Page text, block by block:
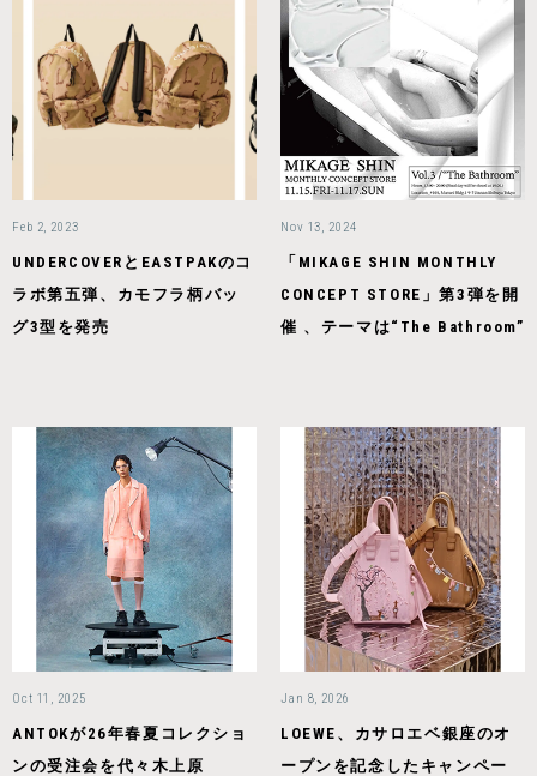
Feb 2, 2023
UNDERCOVERとEASTPAKのコ
ラボ第五弾、カモフラ柄バッ
グ3型を発売
Nov 13, 2024
「MIKAGE SHIN MONTHLY
CONCEPT STORE」第3弾を開
催 、テーマは“The Bathroom”
Oct 11, 2025
ANTOKが26年春夏コレクショ
ンの受注会を代々木上原
Jan 8, 2026
LOEWE、カサロエベ銀座のオ
ープンを記念したキャンペー